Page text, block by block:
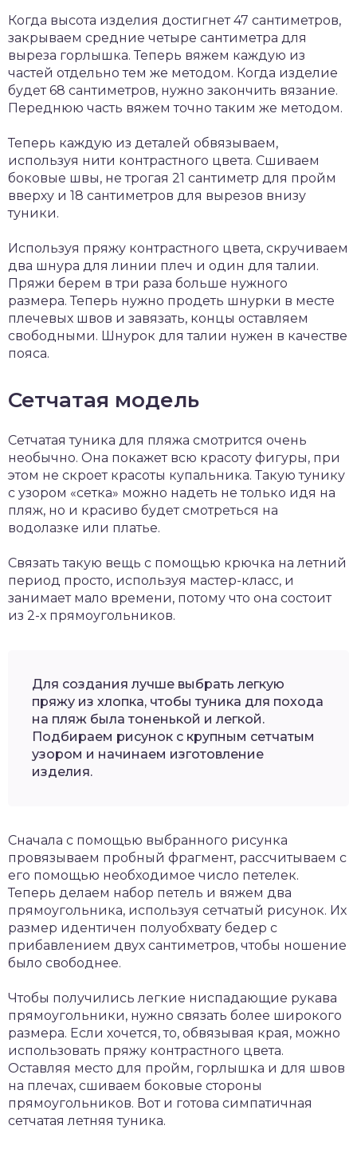
Когда высота изделия достигнет 47 сантиметров,
закрываем средние четыре сантиметра для
выреза горлышка. Теперь вяжем каждую из
частей отдельно тем же методом. Когда изделие
будет 68 сантиметров, нужно закончить вязание.
Переднюю часть вяжем точно таким же методом.
Теперь каждую из деталей обвязываем,
используя нити контрастного цвета. Сшиваем
боковые швы, не трогая 21 сантиметр для пройм
вверху и 18 сантиметров для вырезов внизу
туники.
Используя пряжу контрастного цвета, скручиваем
два шнура для линии плеч и один для талии.
Пряжи берем в три раза больше нужного
размера. Теперь нужно продеть шнурки в месте
плечевых швов и завязать, концы оставляем
свободными. Шнурок для талии нужен в качестве
пояса.
Сетчатая модель
Сетчатая туника для пляжа смотрится очень
необычно. Она покажет всю красоту фигуры, при
этом не скроет красоты купальника. Такую тунику
с узором «сетка» можно надеть не только идя на
пляж, но и красиво будет смотреться на
водолазке или платье.
Связать такую вещь с помощью крючка на летний
период просто, используя мастер-класс, и
занимает мало времени, потому что она состоит
из 2-х прямоугольников.
Для создания лучше выбрать легкую
пряжу из хлопка, чтобы туника для похода
на пляж была тоненькой и легкой.
Подбираем рисунок с крупным сетчатым
узором и начинаем изготовление
изделия.
Сначала с помощью выбранного рисунка
провязываем пробный фрагмент, рассчитываем с
его помощью необходимое число петелек.
Теперь делаем набор петель и вяжем два
прямоугольника, используя сетчатый рисунок. Их
размер идентичен полуобхвату бедер с
прибавлением двух сантиметров, чтобы ношение
было свободнее.
Чтобы получились легкие ниспадающие рукава
прямоугольники, нужно связать более широкого
размера. Если хочется, то, обвязывая края, можно
использовать пряжу контрастного цвета.
Оставляя место для пройм, горлышка и для швов
на плечах, сшиваем боковые стороны
прямоугольников. Вот и готова симпатичная
сетчатая летняя туника.